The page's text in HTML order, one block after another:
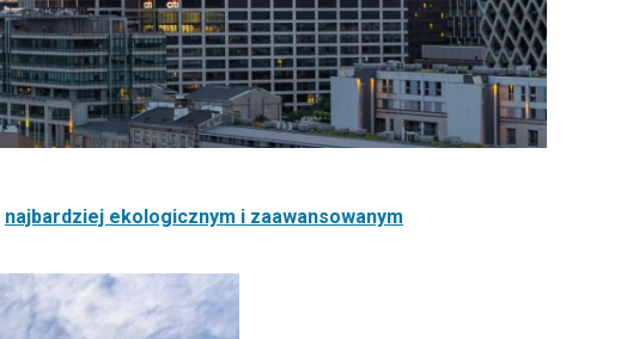
najbardziej ekologicznym i zaawansowanym